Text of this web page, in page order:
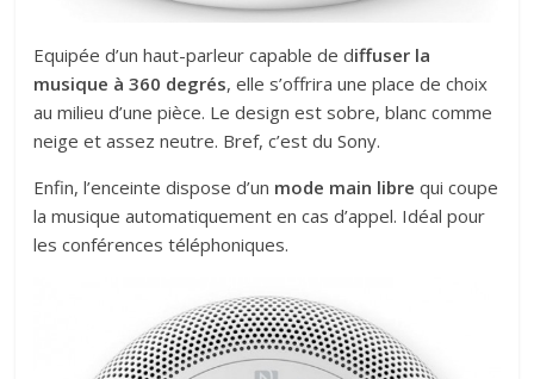
Equipée d’un haut-parleur capable de diffuser la
musique à 360 degrés, elle s’offrira une place de choix
au milieu d’une pièce. Le design est sobre, blanc comme
neige et assez neutre. Bref, c’est du Sony.
Enfin, l’enceinte dispose d’un mode main libre qui coupe
la musique automatiquement en cas d’appel. Idéal pour
les conférences téléphoniques.